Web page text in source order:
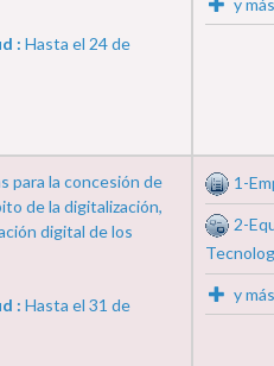
: Hasta el 24 de
para la concesión de
de la digitalización,
digital de los
: Hasta el 31 de
1-
2-
y